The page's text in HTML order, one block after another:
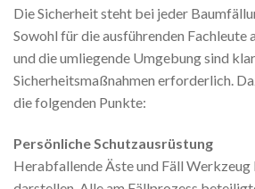
Die Sicherheit steht bei jeder
Sowohl für die ausführenden Fachleute
und die umliegende Umgebung sind
Sicherheitsmaßnahmen erforderlich.
die folgenden Punkte:
Persönliche Schutzausrüstung
Herabfallende Äste und Fäll Werkzeug